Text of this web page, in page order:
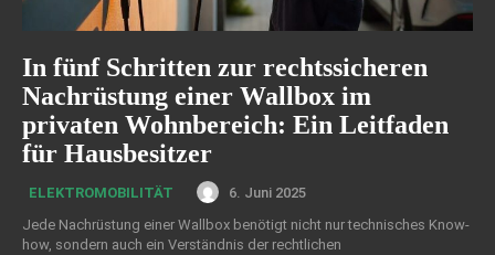
In fünf Schritten zur rechtssicheren
Nachrüstung einer Wallbox im
privaten Wohnbereich: Ein Leitfaden
für Hausbesitzer
ELEKTROMOBILITÄT
6. Juni 2025
Jede Nachrüstung einer Wallbox benötigt nicht nur technisches Know-
how, sondern auch ein Verständnis der rechtlichen